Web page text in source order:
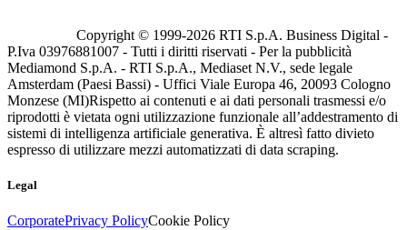
Copyright © 1999-2026 RTI S.p.A. Business Digital -
P.Iva 03976881007 - Tutti i diritti riservati - Per la pubblicità
Mediamond S.p.A. - RTI S.p.A., Mediaset N.V., sede legale
Amsterdam (Paesi Bassi) - Uffici Viale Europa 46, 20093 Cologno
Monzese (MI)Rispetto ai contenuti e ai dati personali trasmessi e/o
riprodotti è vietata ogni utilizzazione funzionale all’addestramento di
sistemi di intelligenza artificiale generativa. È altresì fatto divieto
espresso di utilizzare mezzi automatizzati di data scraping.
Legal
CorporatePrivacy PolicyCookie Policy